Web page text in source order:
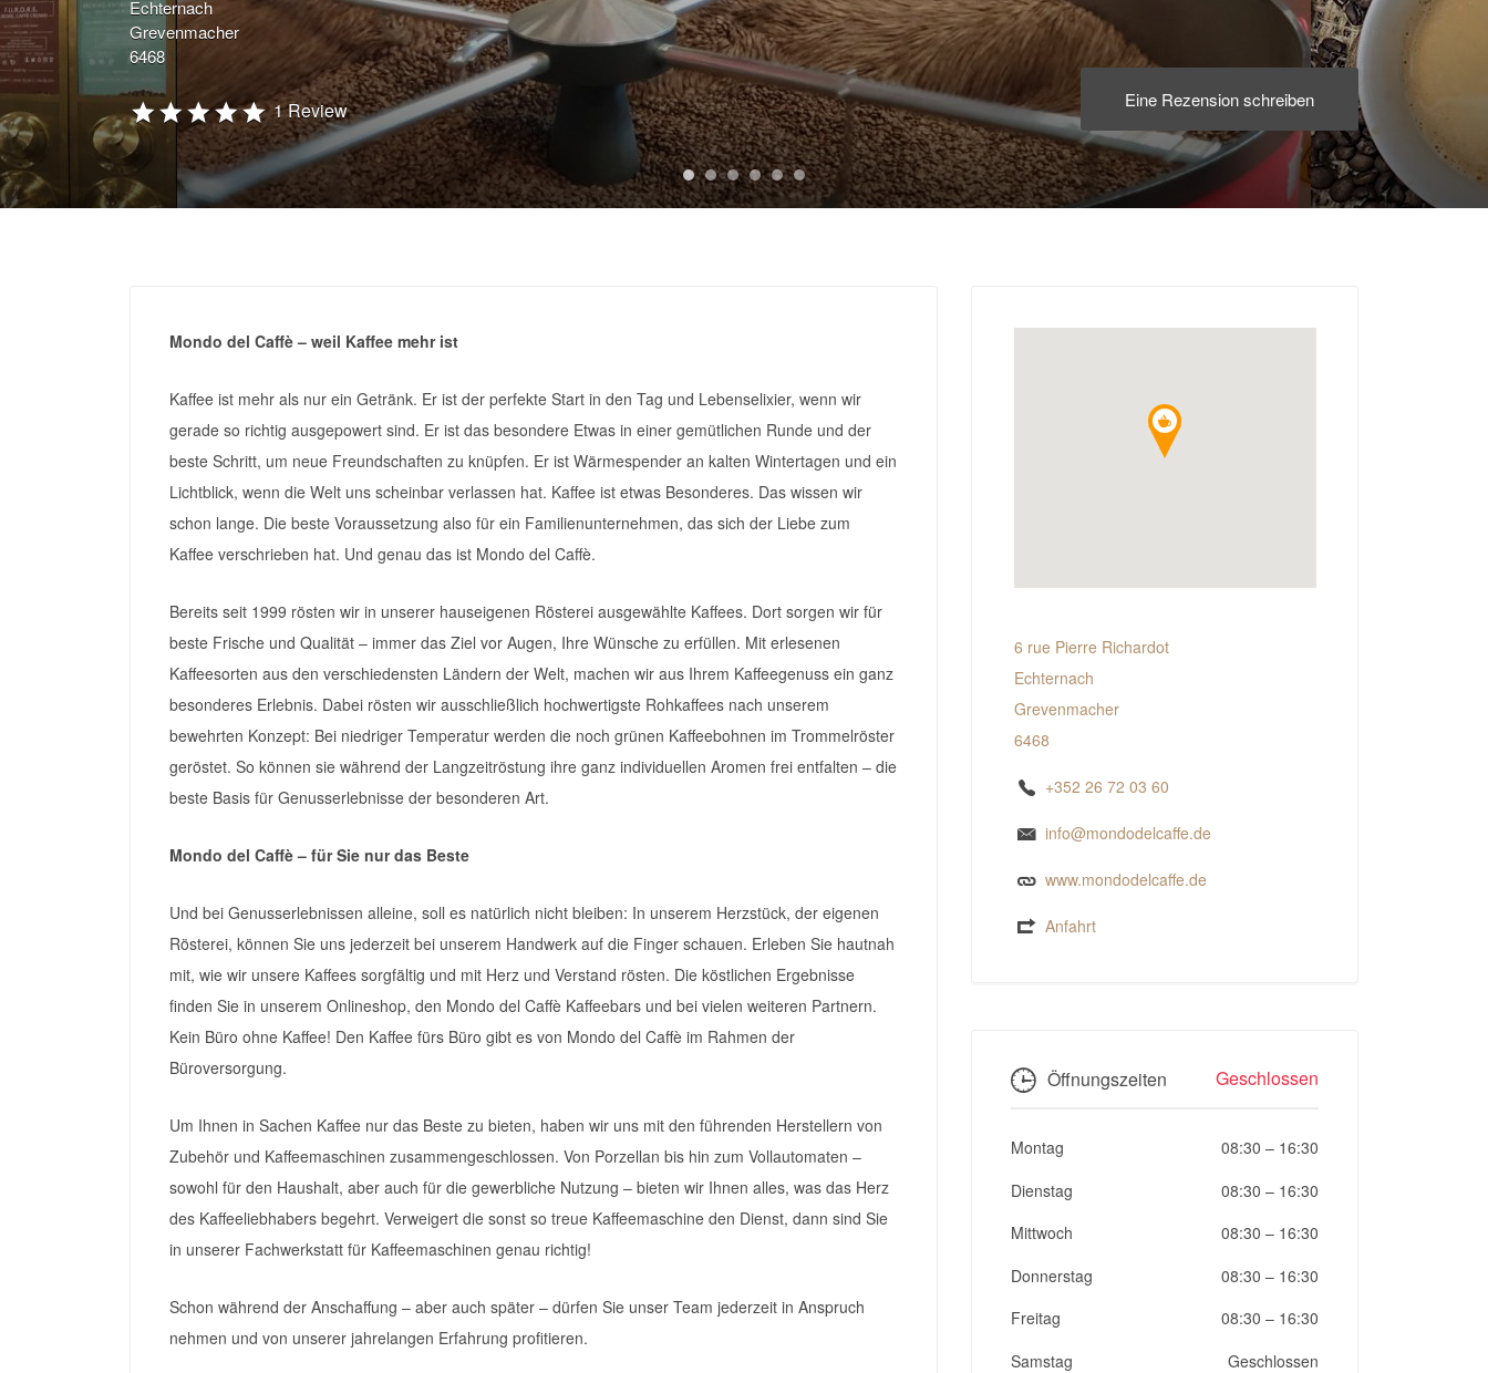
Echternach
Grevenmacher
6468
1 Review Eine Rezension schreiben
Mondo del Caffè – weil Kaffee mehr ist
Kaffee ist mehr als nur ein Getränk. Er ist der perfekte Start in den Tag und Lebenselixier, wenn wir
gerade so richtig ausgepowert sind. Er ist das besondere Etwas in einer gemütlichen Runde und der
beste Schritt, um neue Freundschaften zu knüpfen. Er ist Wärmespender an kalten Wintertagen und ein
Lichtblick, wenn die Welt uns scheinbar verlassen hat. Kaffee ist etwas Besonderes. Das wissen wir
schon lange. Die beste Voraussetzung also für ein Familienunternehmen, das sich der Liebe zum
Kaffee verschrieben hat. Und genau das ist Mondo del Caffè.
Bereits seit 1999 rösten wir in unserer hauseigenen Rösterei ausgewählte Kaffees. Dort sorgen wir für
beste Frische und Qualität – immer das Ziel vor Augen, Ihre Wünsche zu erfüllen. Mit erlesenen
Kaffeesorten aus den verschiedensten Ländern der Welt, machen wir aus Ihrem Kaffeegenuss ein ganz
besonderes Erlebnis. Dabei rösten wir ausschließlich hochwertigste Rohkaffees nach unserem
bewehrten Konzept: Bei niedriger Temperatur werden die noch grünen Kaffeebohnen im Trommelröster
geröstet. So können sie während der Langzeitröstung ihre ganz individuellen Aromen frei entfalten – die
beste Basis für Genusserlebnisse der besonderen Art.
Mondo del Caffè – für Sie nur das Beste
Und bei Genusserlebnissen alleine, soll es natürlich nicht bleiben: In unserem Herzstück, der eigenen
Rösterei, können Sie uns jederzeit bei unserem Handwerk auf die Finger schauen. Erleben Sie hautnah
mit, wie wir unsere Kaffees sorgfältig und mit Herz und Verstand rösten. Die köstlichen Ergebnisse
finden Sie in unserem Onlineshop, den Mondo del Caffè Kaffeebars und bei vielen weiteren Partnern.
Kein Büro ohne Kaffee! Den Kaffee fürs Büro gibt es von Mondo del Caffè im Rahmen der
Büroversorgung.
Um Ihnen in Sachen Kaffee nur das Beste zu bieten, haben wir uns mit den führenden Herstellern von
Zubehör und Kaffeemaschinen zusammengeschlossen. Von Porzellan bis hin zum Vollautomaten –
sowohl für den Haushalt, aber auch für die gewerbliche Nutzung – bieten wir Ihnen alles, was das Herz
des Kaffeeliebhabers begehrt. Verweigert die sonst so treue Kaffeemaschine den Dienst, dann sind Sie
in unserer Fachwerkstatt für Kaffeemaschinen genau richtig!
Schon während der Anschaffung – aber auch später – dürfen Sie unser Team jederzeit in Anspruch
nehmen und von unserer jahrelangen Erfahrung profitieren.
6 rue Pierre Richardot
Echternach
Grevenmacher
6468
+352 26 72 03 60
info@mondodelcaffe.de
www.mondodelcaffe.de
Anfahrt
Öffnungszeiten Geschlossen
Montag 08:30 – 16:30
Dienstag
08:30 – 16:30
Mittwoch
08:30 – 16:30
Donnerstag
08:30 – 16:30
Freitag
08:30 – 16:30
Samstag
Geschlossen